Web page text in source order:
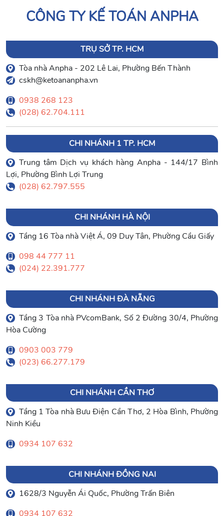
CÔNG TY KẾ TOÁN ANPHA
TRỤ SỞ TP. HCM
Tòa nhà Anpha - 202 Lê Lai, Phường Bến Thành
cskh@ketoananpha.vn
0938 268 123
(028) 62.704.111
CHI NHÁNH 1 TP. HCM
Trung tâm Dịch vụ khách hàng Anpha - 144/17 Bình
Lợi, Phường Bình Lợi Trung
(028) 62.797.555
CHI NHÁNH HÀ NỘI
Tầng 16 Tòa nhà Việt Á, 09 Duy Tân, Phường Cầu Giấy
098 44 777 11
(024) 22.391.777
CHI NHÁNH ĐÀ NẴNG
Tầng 3 Tòa nhà PVcomBank, Số 2 Đường 30/4, Phường
Hòa Cường
0903 003 779
(023) 66.277.179
CHI NHÁNH CẦN THƠ
Tầng 1 Tòa nhà Bưu Điện Cần Thơ, 2 Hòa Bình, Phường
Ninh Kiều
0934 107 632
CHI NHÁNH ĐỒNG NAI
1628/3 Nguyễn Ái Quốc, Phường Trấn Biên
0934 107 632